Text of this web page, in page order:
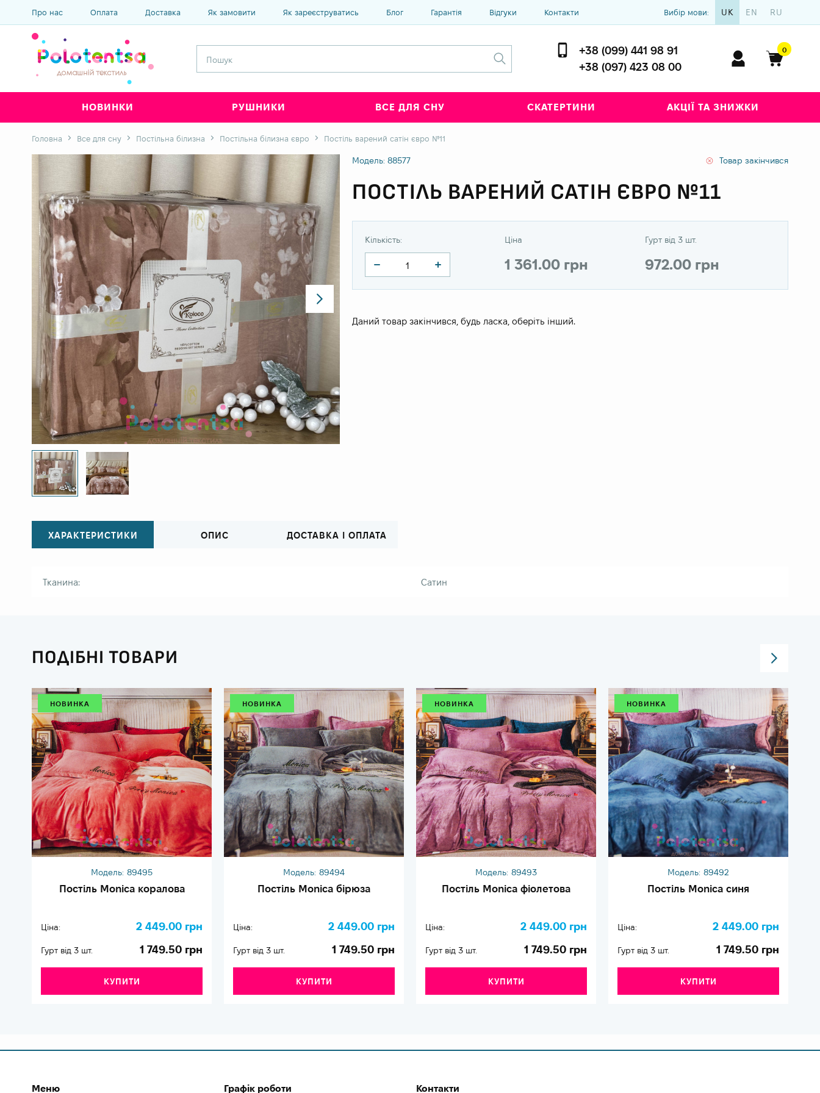
Про нас Оплата Доставка Як замовити Як зареєструватись Блог Гарантія Відгуки Контакти Вибір мови: UK EN RU
+38 (099) 441 98 91
+38 (097) 423 08 00
0
НОВИНКИ РУШНИКИ ВСЕ ДЛЯ СНУ СКАТЕРТИНИ АКЦІЇ ТА ЗНИЖКИ
Головна Все для сну Постільна білизна Постільна білизна євро Постіль варений сатін євро №11
Модель: 88577 Товар закінчився
ПОСТІЛЬ ВАРЕНИЙ САТІН ЄВРО №11
Кількість: Ціна
1 361.00 грн
Гурт від 3 шт.
972.00 грн
Даний товар закінчився, будь ласка, оберіть інший.
ХАРАКТЕРИСТИКИ ОПИС ДОСТАВКА І ОПЛАТА
Тканина: Сатин
ПОДІБНІ ТОВАРИ
НОВИНКА
Модель: 89495
Постіль Monica коралова
Ціна: 2 449.00 грн
Гурт від 3 шт. 1 749.50 грн
КУПИТИ
НОВИНКА
Модель: 89494
Постіль Monica бірюза
Ціна: 2 449.00 грн
Гурт від 3 шт. 1 749.50 грн
КУПИТИ
НОВИНКА
Модель: 89493
Постіль Monica фіолетова
Ціна: 2 449.00 грн
Гурт від 3 шт. 1 749.50 грн
КУПИТИ
НОВИНКА
Модель: 89492
Постіль Monica синя
Ціна: 2 449.00 грн
Гурт від 3 шт. 1 749.50 грн
КУПИТИ
Меню Графік роботи Контакти